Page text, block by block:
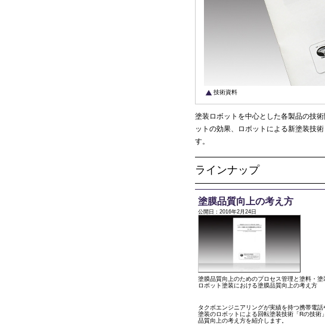
技術資料
塗装ロボットを中心とした各製品の技
ットの効果、ロボットによる新塗装技
す。
ラインナップ
塗膜品質向上の考え方
公開日：2016年2月24日
塗膜品質向上のためのプロセス管理と塗料・塗
ロボット塗装における塗膜品質向上の考え方
タクボエンジニアリングが実績を持つ携帯電
塗装のロボットによる回転塗装技術「Rの技術
品質向上の考え方を紹介します。